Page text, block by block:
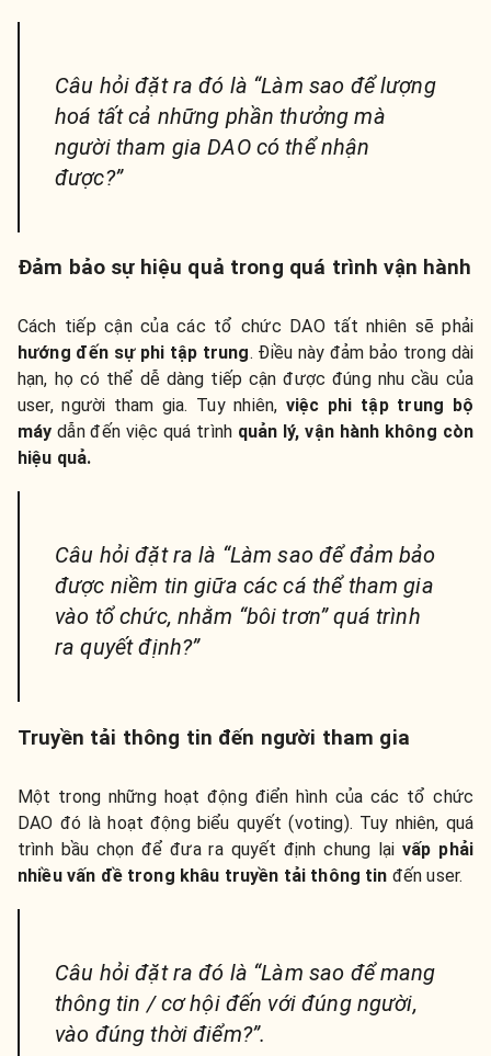
Câu hỏi đặt ra đó là “Làm sao để lượng
hoá tất cả những phần thưởng mà
người tham gia DAO có thể nhận
được?”
Đảm bảo sự hiệu quả trong quá trình vận hành
Cách tiếp cận của các tổ chức DAO tất nhiên sẽ phải
hướng đến sự phi tập trung. Điều này đảm bảo trong dài
hạn, họ có thể dễ dàng tiếp cận được đúng nhu cầu của
user, người tham gia. Tuy nhiên, việc phi tập trung bộ
máy dẫn đến việc quá trình quản lý, vận hành không còn
hiệu quả.
Câu hỏi đặt ra là “Làm sao để đảm bảo
được niềm tin giữa các cá thể tham gia
vào tổ chức, nhằm “bôi trơn” quá trình
ra quyết định?”
Truyền tải thông tin đến người tham gia
Một trong những hoạt động điển hình của các tổ chức
DAO đó là hoạt động biểu quyết (voting). Tuy nhiên, quá
trình bầu chọn để đưa ra quyết định chung lạivấp phải
nhiều vấn đề trong khâu truyền tải thông tin đến user.
Câu hỏi đặt ra đó là “Làm sao để mang
thông tin / cơ hội đến với đúng người,
vào đúng thời điểm?”.